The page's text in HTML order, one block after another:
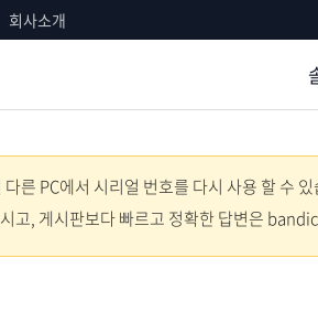
회사소개
른 PC에서 시리얼 번호를 다시 사용 할 수
고, 게시판보다 빠르고 정확한 답변은